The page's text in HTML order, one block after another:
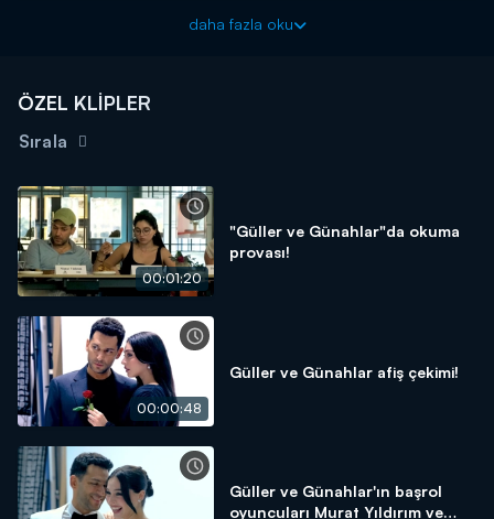
Güller ve Günahlar yeni bölümleriyle cumartesi akşamı
daha fazla oku
ÖZEL KLİPLER
Sırala
00:01:20
"Güller ve Günahlar"da okuma
provası!
00:00:48
Güller ve Günahlar afiş çekimi!
Güller ve Günahlar'ın başrol
oyuncuları Murat Yıldırım ve